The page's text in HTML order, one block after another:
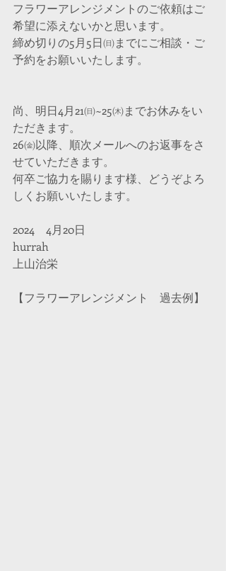
フラワーアレンジメントのご依頼はご
希望に添えないかと思います。
締め切りの5月5日㈰までにご相談・ご
予約をお願いいたします。
尚、明日4月21㈰~25㈭までお休みをい
ただきます。
26㈮以降、順次メールへのお返事をさ
せていただきます。
何卒ご協力を賜ります様、どうぞよろ
しくお願いいたします。
2024　4月20日
hurrah
上山治栄
【フラワーアレンジメント　過去例】